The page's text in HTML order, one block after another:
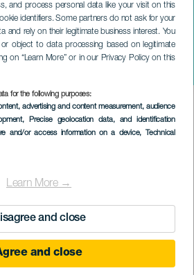
and process personal data like your visit on this
identifiers. Some partners do not ask for your
and rely on their legitimate business interest. You
object to data processing based on legitimate
on “Learn More” or in our Privacy Policy on this
for the following purposes:
advertising and content measurement, audience
, Precise geolocation data, and identification
and/or access information on a device, Technical
Learn More →
and close
and close
på Tenerife